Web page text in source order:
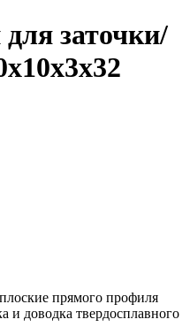
заточки/
прямого профиля
доводка твердосплавного